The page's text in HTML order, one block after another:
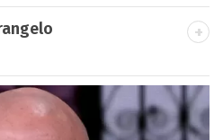
cantautore. Laureato in
è appassionato di
e Shakespeare. Scrive